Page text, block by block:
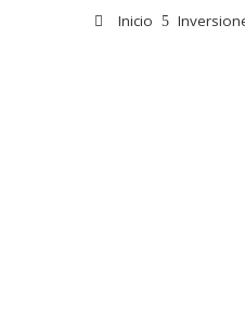
Inicio